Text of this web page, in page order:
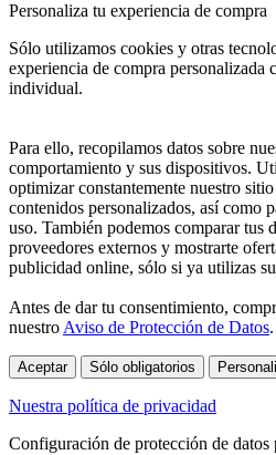
Personaliza tu experiencia de compra
Sólo utilizamos cookies y otras
experiencia de compra personalizada
individual.
Para ello, recopilamos datos sobre
comportamiento y sus dispositivos.
optimizar constantemente nuestro
contenidos personalizados, así como
uso. También podemos comparar tus
proveedores externos y mostrarte
publicidad online, sólo si ya utilizas
Antes de dar tu consentimiento,
nuestro Aviso de Protección de Datos.
Aceptar Sólo obligatorios
Nuestra política de privacidad
Configuración de protección de datos